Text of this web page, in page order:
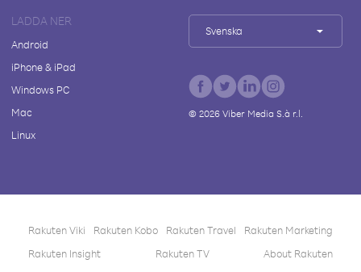
LADDA NER
Android
iPhone & iPad
Windows PC
Mac
Linux
Svenska
© 2026Viber Media S.à r.l.
Rakuten Viki Rakuten Kobo Rakuten Travel
Rakuten Marketing
Rakuten Insight
Rakuten TV About Rakuten